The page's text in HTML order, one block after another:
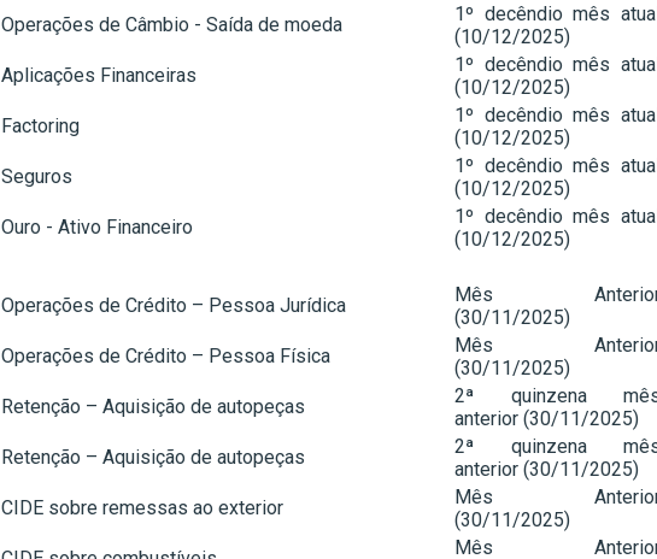
Operações de Câmbio - Saída de moeda
1º decêndio mês
(10/12/2025)
Aplicações Financeiras
1º decêndio mês
(10/12/2025)
Factoring
1º decêndio mês
(10/12/2025)
Seguros
1º decêndio mês
(10/12/2025)
Ouro - Ativo Financeiro
1º decêndio mês
(10/12/2025)
Operações de Crédito – Pessoa Jurídica
Mês
(30/11/2025)
Operações de Crédito – Pessoa Física
Mês
(30/11/2025)
Retenção – Aquisição de autopeças
2ª quinzena
anterior (30/11/2025)
Retenção – Aquisição de autopeças
2ª quinzena
anterior (30/11/2025)
CIDE sobre remessas ao exterior
Mês
(30/11/2025)
Mês